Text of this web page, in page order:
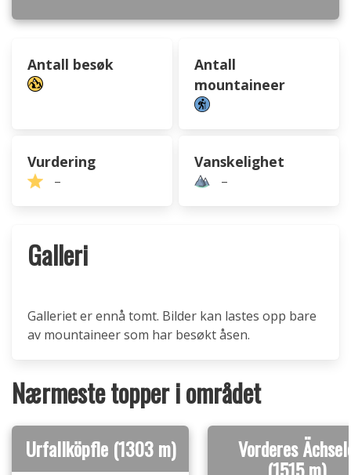
Antall besøk
Antall
mountaineer
Vurdering
–
Vanskelighet
–
Galleri
Galleriet er ennå tomt. Bilder kan lastes opp bare
av mountaineer som har besøkt åsen.
Nærmeste topper i området
Urfallköpfle (1303 m) Vorderes